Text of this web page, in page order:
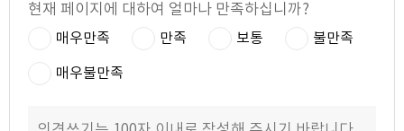
현재 페이지에 대하여 얼마나 만족하십니까?
매우만족 만족 보통 불만족
매우불만족